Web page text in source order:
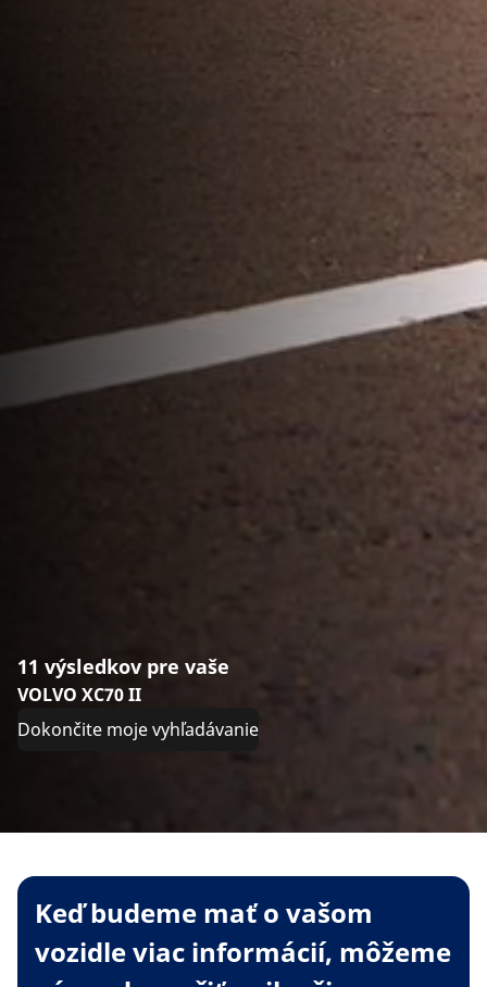
11 výsledkov pre vaše
VOLVO XC70 II
Dokončite moje vyhľadávanie
Keď budeme mať o vašom
vozidle viac informácií, môžeme